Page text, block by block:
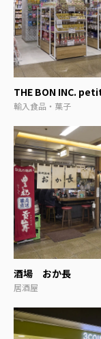
THE BON INC.
輸入食品・菓子
酒場 おか長
居酒屋